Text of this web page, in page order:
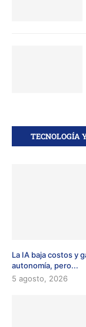
TECNOLOGÍA
La IA baja costos y
autonomía, pero...
5 agosto, 2026